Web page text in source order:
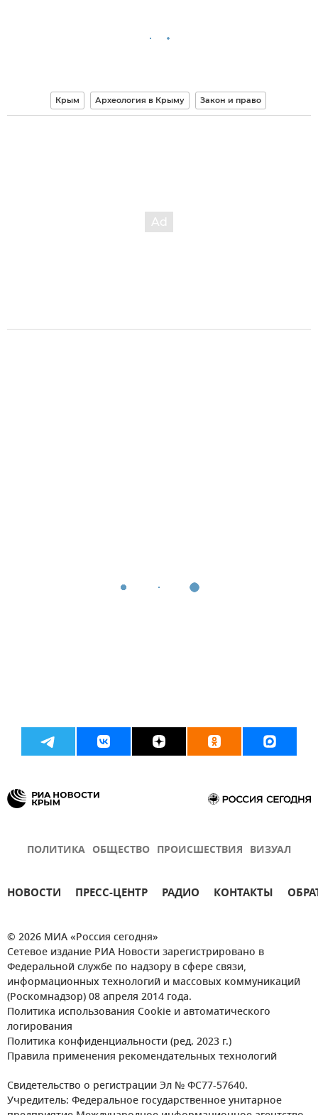
Крым Археология в Крыму Закон и право
ПОЛИТИКА ОБЩЕСТВО ПРОИСШЕСТВИЯ ВИЗУАЛ
НОВОСТИ ПРЕСС-ЦЕНТР РАДИО КОНТАКТЫ
© 2026 МИА «Россия сегодня»
Сетевое издание РИА Новости зарегистрировано в
Федеральной службе по надзору в сфере связи,
информационных технологий и массовых коммуникаций
(Роскомнадзор) 08 апреля 2014 года.
Политика использования Cookie и автоматического
логирования
Политика конфиденциальности (ред. 2023 г.)
Правила применения рекомендательных технологий
Свидетельство о регистрации Эл № ФС77-57640.
Учредитель: Федеральное государственное унитарное